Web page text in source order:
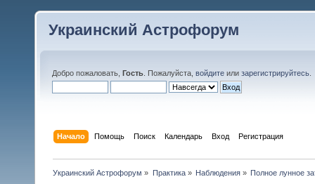
Украинский Астрофорум
Добро пожаловать, Гость . Пожалуйста, войдите или зарегистрируйтесь
Начало Помощь Поиск Календарь Вход Регистрация
Украинский Астрофорум » Практика» Наблюдения» Полное лунное